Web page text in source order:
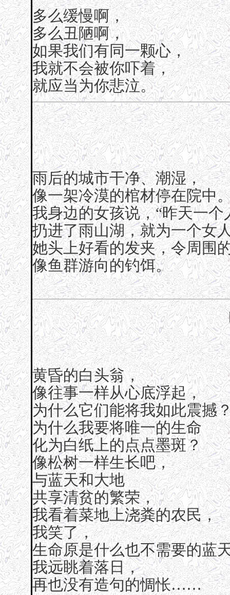
多么缓慢啊，
多么丑陋啊，
如果我们有同一颗心，
我就不会被你吓着，
就应当为你悲泣。
雨后的城市干净、潮湿，
像一架冷漠的棺材停在院中
我身边的女孩说，“昨天一
扔进了雨山湖，就为一个
她头上好看的发夹，令周围
像鱼群游向的钓饵。
黄昏的白头翁，
像往事一样从心底浮起，
为什么它们能将我如此震撼
为什么我要将唯一的生命
化为白纸上的点点墨斑？
像松树一样生长吧，
与蓝天和大地
共享清贫的繁荣，
我看着菜地上浇粪的农民，
我笑了，
生命原是什么也不需要的蓝
我远眺着落日，
再也没有造句的惆怅……